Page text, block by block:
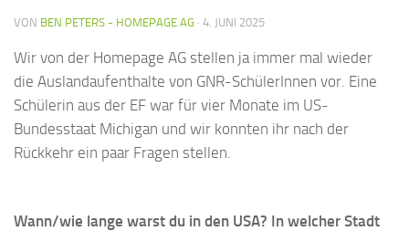
VON BEN PETERS - HOMEPAGE AG · 4. JUNI 2025
Wir von der Homepage AG stellen ja immer mal wieder
die Auslandaufenthalte von GNR-SchülerInnen vor. Eine
Schülerin aus der EF war für vier Monate im US-
Bundesstaat Michigan und wir konnten ihr nach der
Rückkehr ein paar Fragen stellen.
Wann/wie lange warst du in den USA? In welcher Stadt